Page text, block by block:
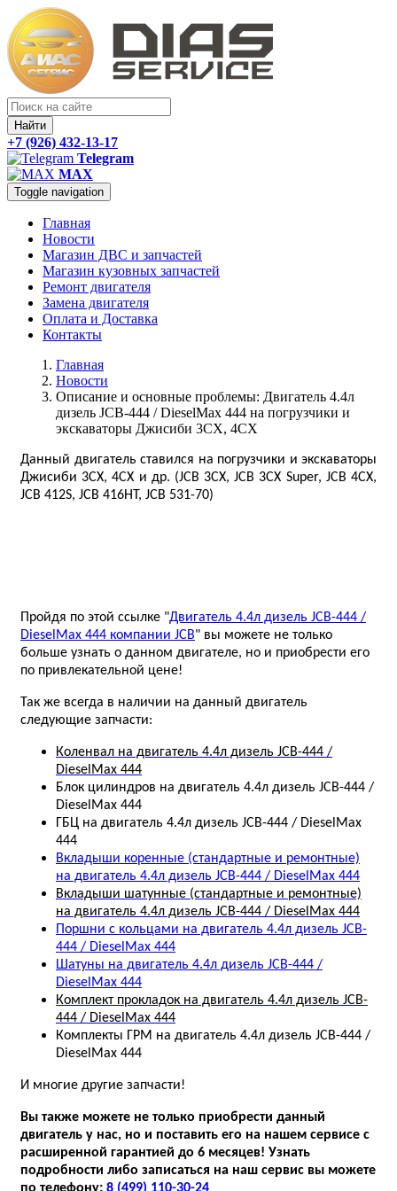
Найти
+7 (926) 432-13-17
Telegram
MAX
Toggle navigation
Главная
Новости
Магазин ДВС и запчастей
Магазин кузовных запчастей
Ремонт двигателя
Замена двигателя
Оплата и Доставка
Контакты
Главная
Новости
Описание и основные проблемы: Двигатель 4.4л
дизель JCB-444 / DieselMax 444 на погрузчики и
экскаваторы Джисиби 3СХ, 4СХ
Данный двигатель ставился на погрузчики и экскаваторы
Джисиби 3СХ, 4СХ и др. (JCB 3CX, JCB 3CX Super, JCB 4CX,
JCB 412S, JCB 416HT, JCB 531-70)
Пройдя по этой ссылке "Двигатель 4.4л дизель JCB-444 /
DieselMax 444 компании JCB" вы можете не только
больше узнать о данном двигателе, но и приобрести его
по привлекательной цене!
Так же всегда в наличии на данный двигатель
следующие запчасти:
Коленвал на двигатель 4.4л дизель JCB-444 /
DieselMax 444
Блок цилиндров на двигатель 4.4л дизель JCB-444 /
DieselMax 444
ГБЦ на двигатель 4.4л дизель JCB-444 / DieselMax
444
Вкладыши коренные (стандартные и ремонтные)
на двигатель 4.4л дизель JCB-444 / DieselMax 444
Вкладыши шатунные (стандартные и ремонтные)
на двигатель 4.4л дизель JCB-444 / DieselMax 444
Поршни с кольцами на двигатель 4.4л дизель JCB-
444 / DieselMax 444
Шатуны на двигатель 4.4л дизель JCB-444 /
DieselMax 444
Комплект прокладок на двигатель 4.4л дизель JCB-
444 / DieselMax 444
Комплекты ГРМ на двигатель 4.4л дизель JCB-444 /
DieselMax 444
И многие другие запчасти!
Вы также можете не только приобрести данный
двигатель у нас, но и поставить его на нашем сервисе с
расширенной гарантией до 6 месяцев! Узнать
подробности либо записаться на наш сервис вы можете